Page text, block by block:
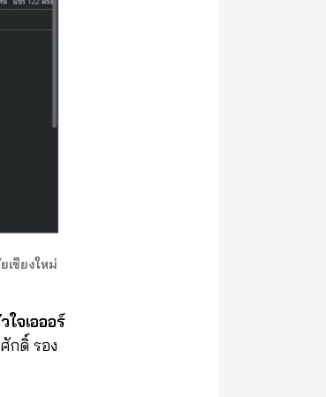
ชียงใหม่
ใจเอออร์
กดิ์ รอง